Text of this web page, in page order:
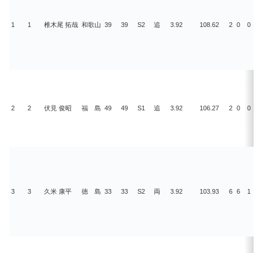
1 1 椎木尾 拓哉 和歌山 39 39 S2 追 3.92 108.62 2 0 0
2 2 伏見 俊昭 福 島 49 49 S1 追 3.92 106.27 2 0 0
3 3 久米 康平 徳 島 33 33 S2 両 3.92 103.93 6 6 1